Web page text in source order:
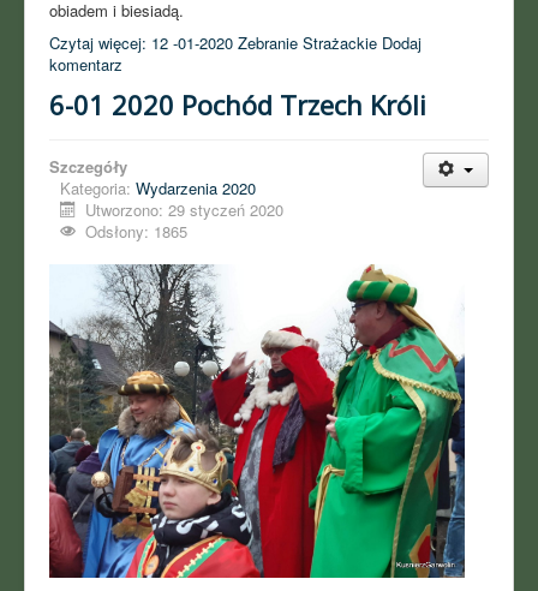
obiadem i biesiadą.
Czytaj więcej: 12 -01-2020 Zebranie Strażackie Dodaj
komentarz
6-01 2020 Pochód Trzech Króli
Szczegóły
Kategoria: Wydarzenia 2020
Utworzono: 29 styczeń 2020
Odsłony: 1865